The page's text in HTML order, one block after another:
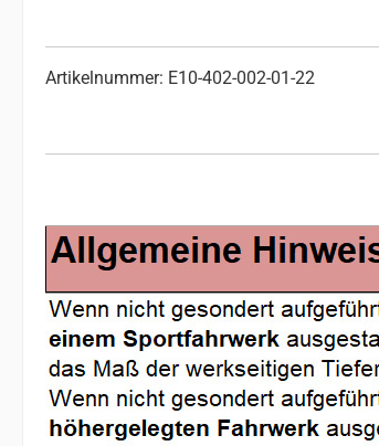
Artikelnummer: E10-402-002-01-22